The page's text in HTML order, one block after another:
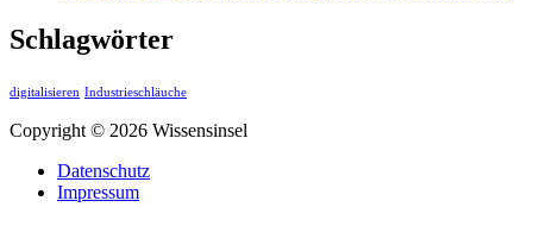
Schlagwörter
digitalisieren Industrieschläuche
Copyright © 2026 Wissensinsel
Datenschutz
Impressum